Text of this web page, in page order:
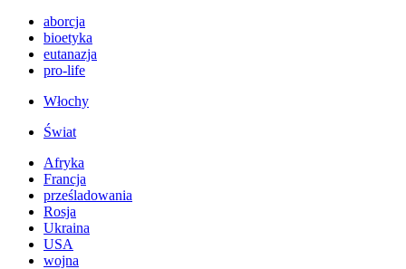
aborcja
bioetyka
eutanazja
pro-life
Włochy
Świat
Afryka
Francja
prześladowania
Rosja
Ukraina
USA
wojna